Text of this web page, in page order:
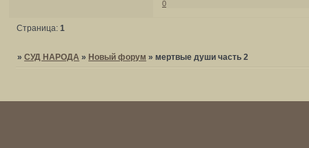
0
Страница:1
»СУД НАРОДА »Новый форум » мертвые души часть 2